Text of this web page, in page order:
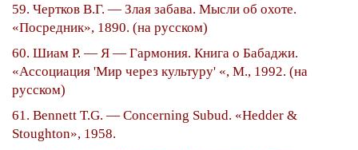
59. Чертков В.Г. — Злая забава. Мысли об охоте.
«Посредник», 1890. (на русском)
60. Шиам Р. — Я — Гармония. Книга о Бабаджи.
«Ассоциация 'Мир через культуру' «, М., 1992. (на
русском)
61. Bennett T.G. — Concerning Subud. «Hedder &
Stoughton», 1958.